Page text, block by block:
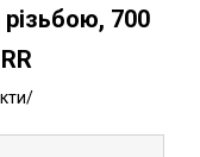
700
/